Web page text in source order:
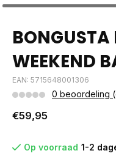
WEEKEND
EAN: 5715648001306
0 beoordeling
€59,95
Op voorraad 1-2